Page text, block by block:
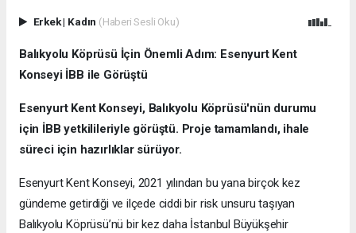
Erkek| Kadın (Haberi Sesli Oku)
Balıkyolu Köprüsü İçin Önemli Adım: Esenyurt Kent
Konseyi İBB ile Görüştü
Esenyurt Kent Konseyi, Balıkyolu Köprüsü'nün durumu
için İBB yetkilileriyle görüştü. Proje tamamlandı, ihale
süreci için hazırlıklar sürüyor.
Esenyurt Kent Konseyi, 2021 yılından bu yana birçok kez
gündeme getirdiği ve ilçede ciddi bir risk unsuru taşıyan
Balıkyolu Köprüsü’nü bir kez daha İstanbul Büyükşehir